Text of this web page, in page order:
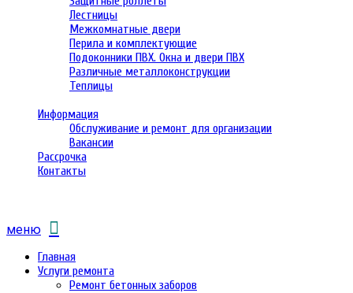
Лестницы
Межкомнатные двери
Перила и комплектующие
Подоконники ПВХ. Окна и двери ПВХ
Различные металлоконструкции
Теплицы
Информация
Обслуживание и ремонт для организации
Вакансии
Рассрочка
Контакты
меню
Главная
Услуги ремонта
Ремонт бетонных заборов